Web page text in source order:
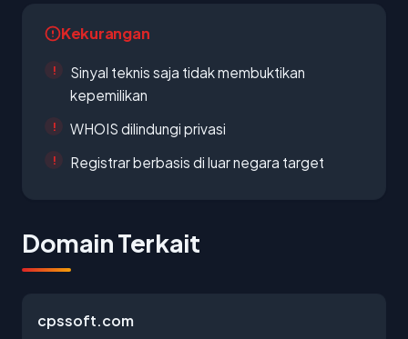
Kekurangan
Sinyal teknis saja tidak membuktikan
kepemilikan
WHOIS dilindungi privasi
Registrar berbasis di luar negara target
Domain Terkait
cpssoft.com